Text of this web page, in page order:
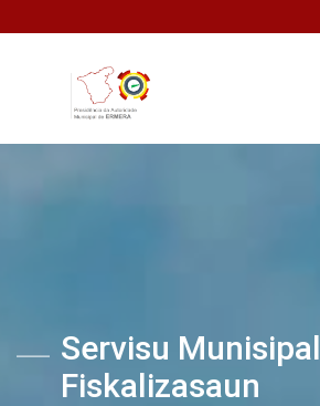
Servisu Munisipal
Fiskalizasaun